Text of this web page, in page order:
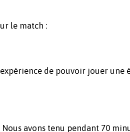
le match :
de pouvoir jouer une
Nous avons tenu pendant 70